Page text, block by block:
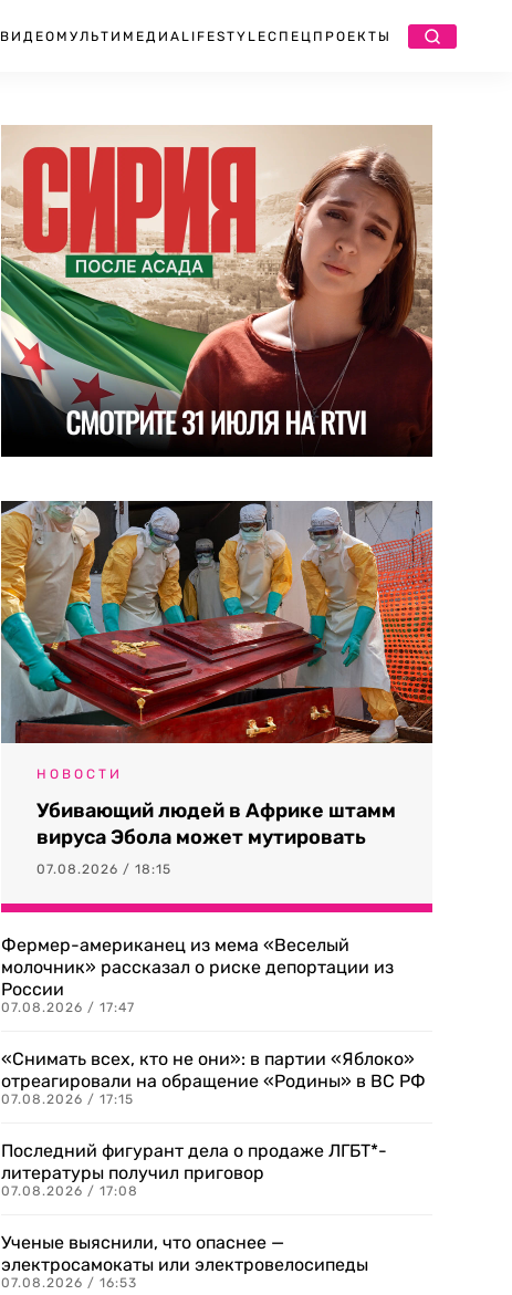
ВИДЕО МУЛЬТИМЕДИА LIFESTYLEСПЕЦПРОЕКТЫ
НОВОСТИ
Убивающий людей в Африке штамм
вируса Эбола может мутировать
07.08.2026 / 18:15
Фермер-американец из мема «Веселый
молочник» рассказал о риске депортации из
России
07.08.2026 / 17:47
«Снимать всех, кто не они»: в партии «Яблоко»
отреагировали на обращение «Родины» в ВС РФ
07.08.2026 / 17:15
Последний фигурант дела о продаже ЛГБТ*-
литературы получил приговор
07.08.2026 / 17:08
Ученые выяснили, что опаснее —
электросамокаты или электровелосипеды
07.08.2026 / 16:53